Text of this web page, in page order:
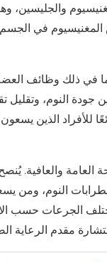
والجليسين،
في ذلك وظائف
النوم، وتقليل
والعافية.
النوم، ومن
الجرعات حسب